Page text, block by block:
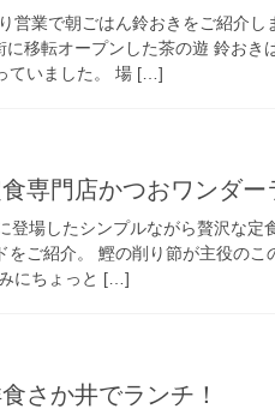
業で朝ごはん鈴おきをご紹介し
移転オープンした茶の遊 鈴おき
ていました。 場 […]
専門店かつおワンダー
登場したシンプルながら贅沢な定
ご紹介。 鰹の削り節が主役のこ
にちょっと […]
さか井でランチ！